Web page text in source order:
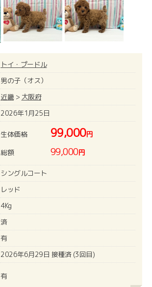
トイ・プードル
男の子（オス）
近畿> 大阪府
2026年1月25日
生体価格 99,000円
総額
99,000円
シングルコート
レッド
4Kg
済
有
2026年6月29日 接種済 (3回目)
有